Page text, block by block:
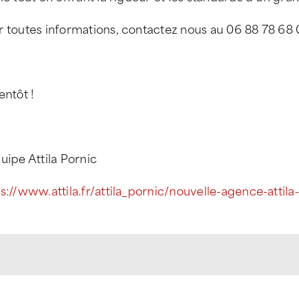
toutes informations, contactez nous au 06 88 78
!
Attila Pornic
www.attila.fr/attila_pornic/nouvelle-agence-